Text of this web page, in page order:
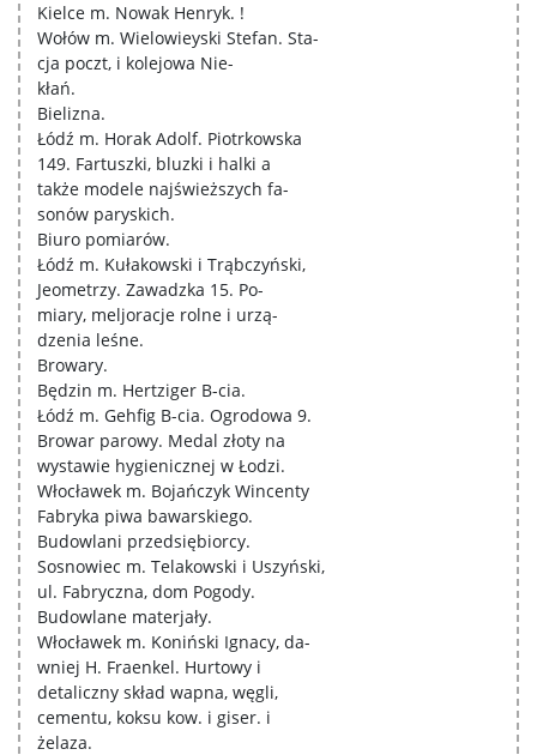
Kielce m. Nowak Henryk. !
Wołów m. Wielowieyski Stefan. Sta-
cja poczt, i kolejowa Nie-
kłań.
Bielizna.
Łódź m. Horak Adolf. Piotrkowska
149. Fartuszki, bluzki i halki a
także modele najświeższych fa-
sonów paryskich.
Biuro pomiarów.
Łódź m. Kułakowski i Trąbczyński,
Jeometrzy. Zawadzka 15. Po-
miary, meljoracje rolne i urzą-
dzenia leśne.
Browary.
Będzin m. Hertziger B-cia.
Łódź m. Gehfig B-cia. Ogrodowa 9.
Browar parowy. Medal złoty na
wystawie hygienicznej w Łodzi.
Włocławek m. Bojańczyk Wincenty
Fabryka piwa bawarskiego.
Budowlani przedsiębiorcy.
Sosnowiec m. Telakowski i Uszyński,
ul. Fabryczna, dom Pogody.
Budowlane materjały.
Włocławek m. Koniński Ignacy, da-
wniej H. Fraenkel. Hurtowy i
detaliczny skład wapna, węgli,
cementu, koksu kow. i giser. i
żelaza.